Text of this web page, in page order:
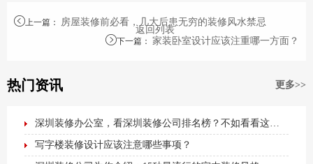
上一篇 ： 房屋装修前必看，几大后患无穷的装修风水禁忌
下一篇 ： 家装卧室设计应该注重哪一方面？
返回列表
热门资讯 更多>>
深圳装修办公室，看深圳装修公司排名榜？不如看看这篇最全办公室装修攻略！
写字楼装修设计应该注意哪些事项？